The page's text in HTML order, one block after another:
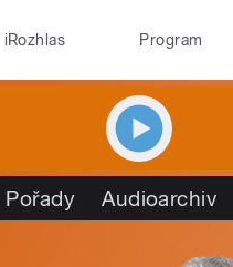
iRozhlas Program
Pořady Audioarchiv